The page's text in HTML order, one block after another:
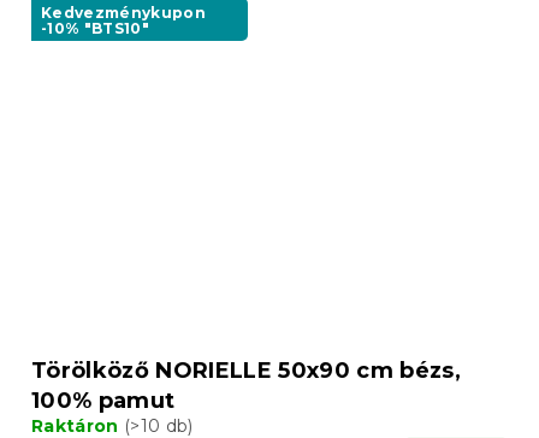
Kedvezménykupon
-10% "BTS10"
Törölköző NORIELLE 50x90 cm bézs,
100% pamut
Raktáron (>10 db)